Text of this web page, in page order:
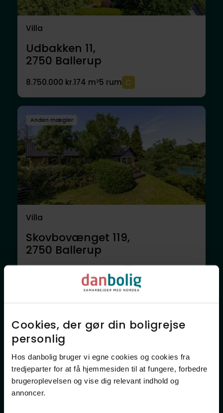
Cookies, der gør din boligrejse
personlig​
Hos danbolig bruger vi egne cookies og cookies fra
tredjeparter for at få hjemmesiden til at fungere, forbedre
brugeroplevelsen og vise dig relevant indhold og
annoncer.​
Villa
Udbakken 11,
2750 Ballerup
8.750.000 kr.174 m²5 rum
Anden mægler
Villa
Skovbovænget 119,
2750 Ballerup
184 m² 7 rum